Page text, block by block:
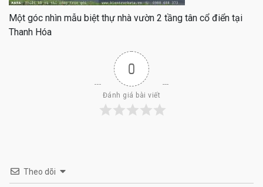
Một góc nhìn mẫu biệt thự nhà vườn 2 tầng tân cổ điển tại
Thanh Hóa
0
Đánh giá bài viết
Theo dõi